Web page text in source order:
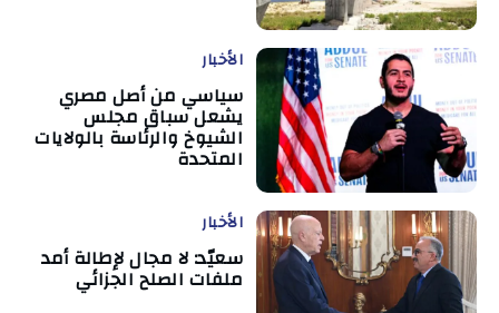
الأخبار
سياسي من أصل مصري
يشعل سباق مجلس
الشيوخ والرئاسة بالولايات
المتحدة
الأخبار
سعيّد: لا مجال لإطالة أمد
ملفات الصلح الجزائي